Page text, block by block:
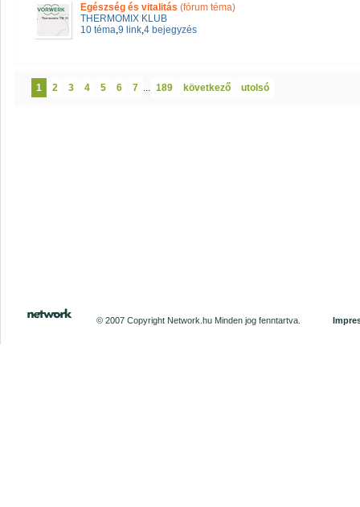
Egészség és vitalitás (fórum téma)
THERMOMIX KLUB
10 téma,9 link,4 bejegyzés
1 2 3 4 5 6 7 ... 189 következő utolsó
© 2007 Copyright Network.hu Minden jog fenntartva.